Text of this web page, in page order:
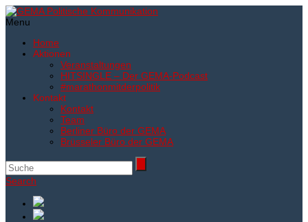
Menu
Home
Aktionen
Veranstaltungen
HITSINGLE – Der GEMA-Podcast
#marathonmitderpolitik
Kontakt
Kontakt
Team
Berliner Büro der GEMA
Brüsseler Büro der GEMA
Search